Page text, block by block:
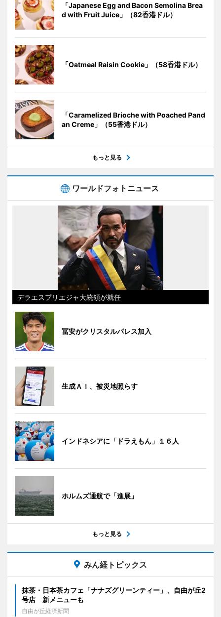
「Japanese Egg and Bacon Semolina Brea
d with Fruit Juice」（82香港ドル）
「Oatmeal Raisin Cookie」（58香港ドル）
「Caramelized Brioche with Poached Pand
an Creme」（55香港ドル）
もっと見る
ワールドフォトニュース
デラエスプリエジャ大統領が就任
冨安がクリスタルパレス加入
生成ＡＩ、被災地照らす
インドネシアに「ドラえもん」１６人
ホルムズ通航で「進展」
もっと見る
みん経トピックス
抹茶・日本茶カフェ「ナナズグリーンティー」、自由が丘2
号店 新メニューも
自由が丘経済新聞